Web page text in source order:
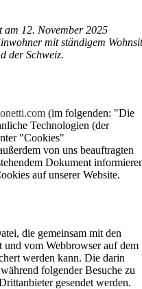
am 12. November 2025
mit ständigem
der Schweiz.
(im folgenden: "Die
Technologien (der
"Cookies"
von uns beauftragten
Dokument
auf unserer Website.
die gemeinsam mit den
und vom Webbrowser auf dem
werden kann. Die darin
folgender Besuche zu
gesendet werden.